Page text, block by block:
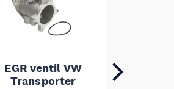
EGR ventil VW
Transporter